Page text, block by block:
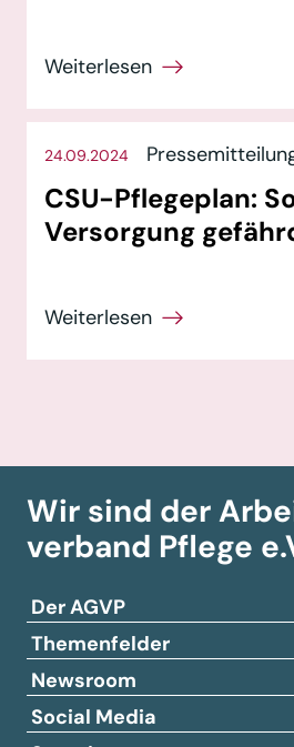
24.09.2024
CSU-Pflegeplan:
Versorgung
Wir sind der
verband Pflege
Der AGVP
Themenfelder
Newsroom
Social Media